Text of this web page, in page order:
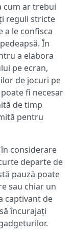
cum ar trebui
reguli stricte
a le confisca
În
a elabora
pe ecran,
de jocuri pe
fi necesar
de timp
pentru
considerare
departe de
pauză poate
sau chiar un
captivant de
încurajați